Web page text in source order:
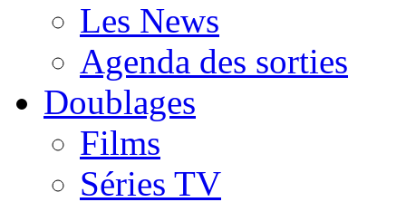
Les News
Agenda des sorties
Doublages
Films
Séries TV